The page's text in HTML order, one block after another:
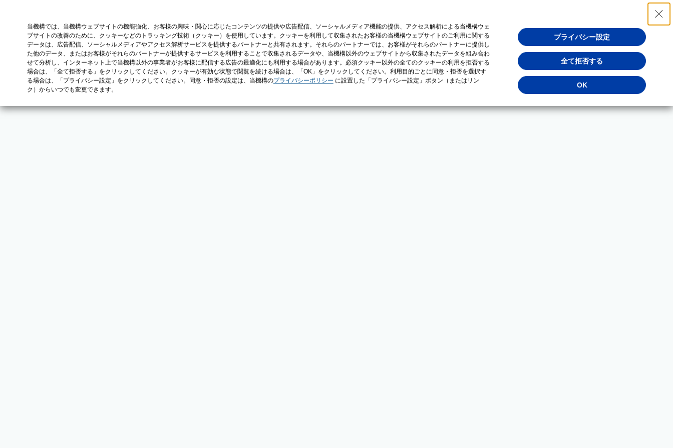
当機構では、当機構ウェブサイトの機能強化、お客様の興味・関心に応じたコンテンツの提供や広告配信、ソーシャルメディア機能の提供、アクセス解析による当機構ウェ
ブサイトの改善のために、クッキーなどのトラッキング技術（クッキー）を使用しています。クッキーを利用して収集されたお客様の当機構ウェブサイトのご利用に関する
データは、広告配信、ソーシャルメディアやアクセス解析サービスを提供するパートナーと共有されます。それらのパートナーでは、お客様がそれらのパートナーに提供し
た他のデータ、またはお客様がそれらのパートナーが提供するサービスを利用することで収集されるデータや、当機構以外のウェブサイトから収集されたデータを組み合わ
せて分析し、インターネット上で当機構以外の事業者がお客様に配信する広告の最適化にも利用する場合があります。必須クッキー以外の全てのクッキーの利用を拒否する
場合は、「全て拒否する」をクリックしてください。クッキーが有効な状態で閲覧を続ける場合は、「OK」をクリックしてください。利用目的ごとに同意・拒否を選択す
る場合は、「プライバシー設定」をクリックしてください。同意・拒否の設定は、当機構のプライバシーポリシー に設置した「プライバシー設定」ボタン（またはリン
ク）からいつでも変更できます。
プライバシー設定
全て拒否する
OK